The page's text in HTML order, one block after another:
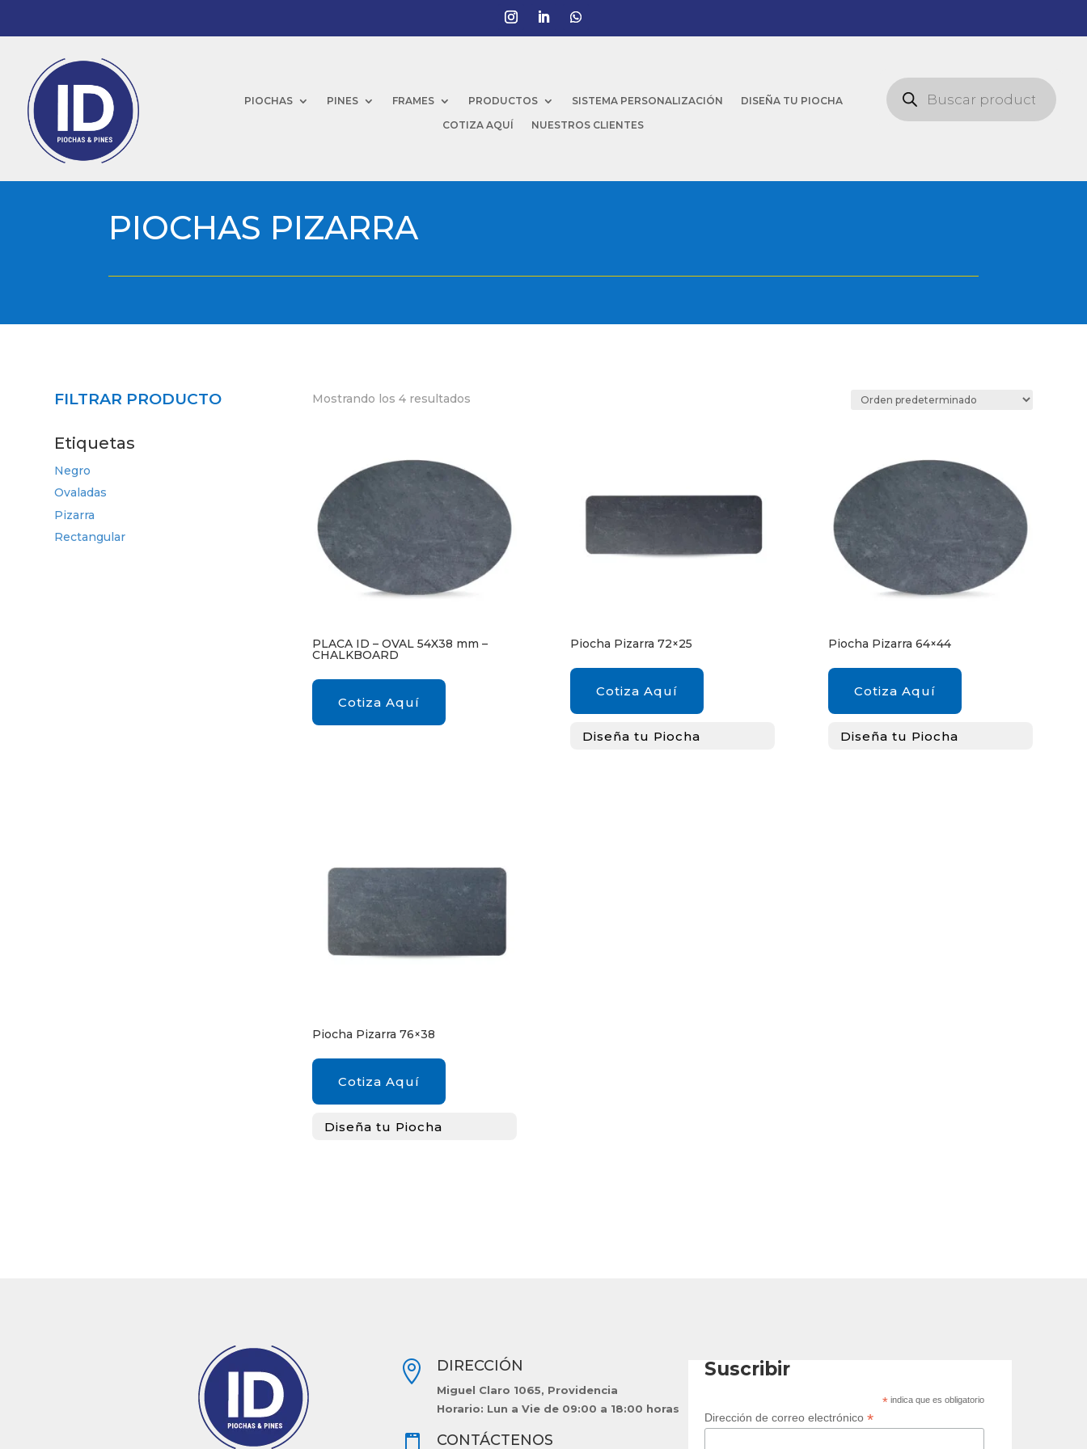
PIOCHAS PINES FRAMES PRODUCTOS SISTEMA PERSONALIZACIÓN
DISEÑA TU PIOCHA
COTIZA AQUÍ
NUESTROS CLIENTES
Búsqueda
de
productos
PIOCHAS PIZARRA
FILTRAR PRODUCTO
Etiquetas
Negro
Ovaladas
Pizarra
Rectangular
Mostrando los 4 resultados
PLACA ID – OVAL 54X38 mm –
CHALKBOARD
Cotiza Aquí
Piocha Pizarra 72×25
Cotiza Aquí
Diseña tu Piocha
Piocha Pizarra 64×44
Cotiza Aquí
Diseña tu Piocha
Piocha Pizarra 76×38
Cotiza Aquí
Diseña tu Piocha
 DIRECCIÓN
Miguel Claro 1065, Providencia
Horario: Lun a Vie de 09:00 a 18:00 horas
CONTÁCTENOS
Suscribir
*indica que es obligatorio
Dirección de correo electrónico*